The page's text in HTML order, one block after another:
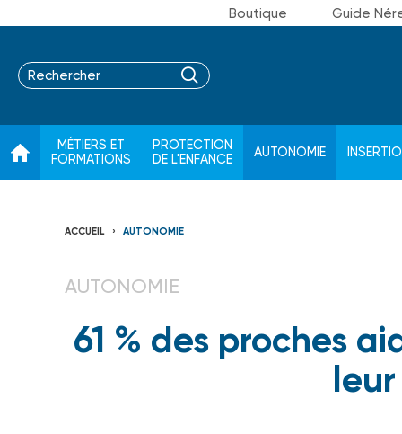
Boutique Guide
MÉTIERS ET
FORMATIONS
PROTECTION
DE L'ENFANCE
AUTONOMIE
ACCUEIL AUTONOMIE
AUTONOMIE
61 % des proches